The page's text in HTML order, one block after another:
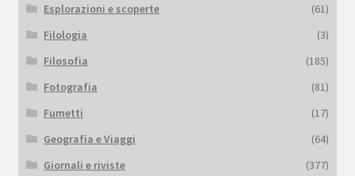
Esplorazioni e scoperte
(61)
Filologia
(3)
Filosofia
(185)
Fotografia
(81)
Fumetti
(17)
Geografia e Viaggi
(64)
Giornali e riviste
(377)